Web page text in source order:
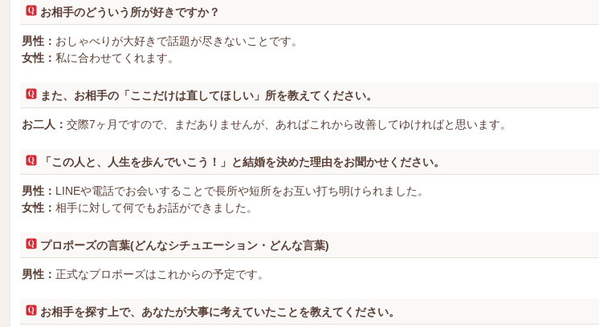
お相手のどういう所が好きですか？
男性： おしゃべりが大好きで話題が尽きないことです。
女性： 私に合わせてくれます。
また、お相手の「ここだけは直してほしい」所を教えてください。
お二人： 交際7ヶ月ですので、まだありませんが、あればこれから改善してゆければと思います。
「この人と、人生を歩んでいこう！」と結婚を決めた理由をお聞かせください。
男性： LINEや電話でお会いすることで長所や短所をお互い打ち明けられました。
女性： 相手に対して何でもお話ができました。
プロポーズの言葉(どんなシチュエーション・どんな言葉)
男性： 正式なプロポーズはこれからの予定です。
お相手を探す上で、あなたが大事に考えていたことを教えてください。